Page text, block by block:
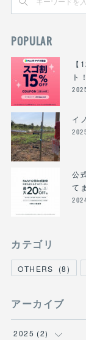
POPULAR
ト
イ
公
て
カテゴリ
OTHERS (8)
アーカイブ
2025 (2)